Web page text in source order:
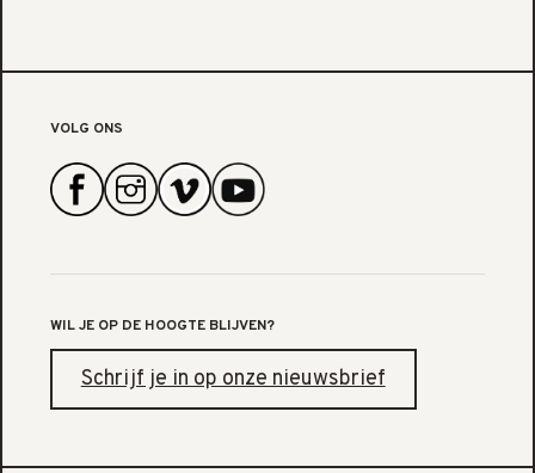
VOLG ONS
WIL JE OP DE HOOGTE BLIJVEN?
Schrijf je in op onze nieuwsbrief